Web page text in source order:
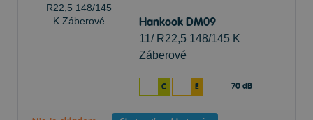
Hankook DM09
11/ R22,5 148/145 K
Záberové
C E 70 dB